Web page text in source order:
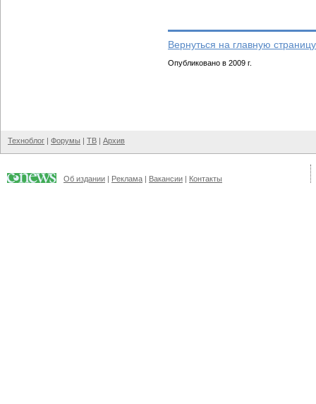
Вернуться на главную
Опубликовано в 2009 г.
Техноблог | Форумы | ТВ | Архив
Об издании | Реклама | Вакансии | Контакты